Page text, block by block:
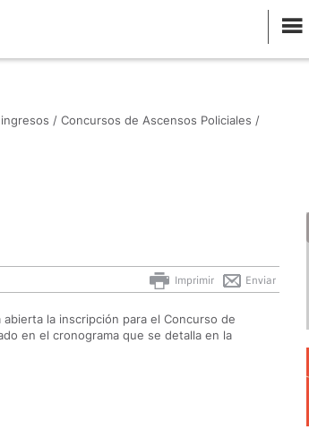
/ Concursos de Ascensos Policiales /
Enviar
Imprimir
la inscripción para el Concurso de
en el cronograma que se detalla en la